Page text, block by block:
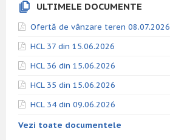
ULTIMELE DOCUMENTE
Ofertă de vânzare teren 08.07.2026
HCL 37 din 15.06.2026
HCL 36 din 15.06.2026
HCL 35 din 15.06.2026
HCL 34 din 09.06.2026
Vezi toate documentele